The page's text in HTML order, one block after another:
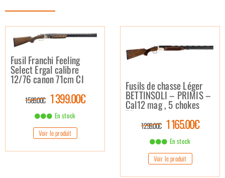
Fusil Franchi Feeling
Select Ergal calibre
12/76 canon 71cm CI
1 589.00€ 1 399.00€
En stock
Voir le produit
Fusils de chasse Léger
BETTINSOLI – PRIMIS –
Cal12 mag , 5 chokes
70cm
1 299.00€ 1 165.00€
En stock
Voir le produit